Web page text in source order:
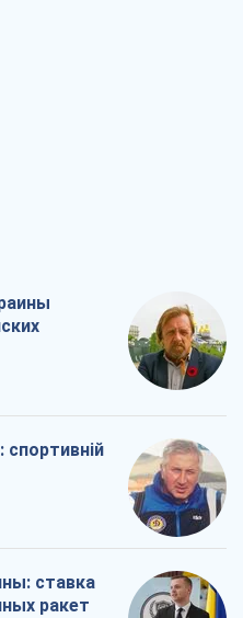
спортивній
ставка
ракет